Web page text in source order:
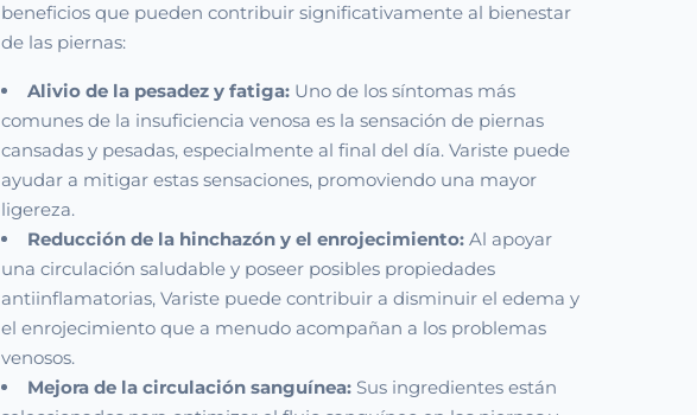
beneficios que pueden contribuir significativamente al bienestar
de las piernas:
Alivio de la pesadez y fatiga:Uno de los síntomas más
comunes de la insuficiencia venosa es la sensación de piernas
cansadas y pesadas, especialmente al final del día. Variste puede
ayudar a mitigar estas sensaciones, promoviendo una mayor
ligereza.
Reducción de la hinchazón y el enrojecimiento:Al apoyar
una circulación saludable y poseer posibles propiedades
antiinflamatorias, Variste puede contribuir a disminuir el edema y
el enrojecimiento que a menudo acompañan a los problemas
venosos.
Mejora de la circulación sanguínea:Sus ingredientes están